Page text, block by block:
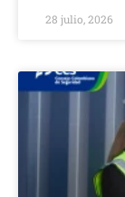
28 julio, 2026